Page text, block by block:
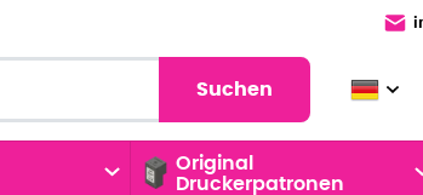
Suchen
Original
Druckerpatronen